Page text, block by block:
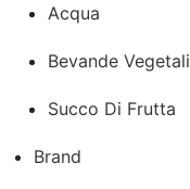
Acqua
Bevande Vegetali
Succo Di Frutta
Brand